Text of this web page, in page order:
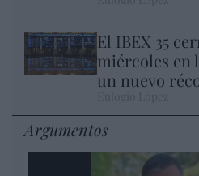
El IBEX 35
miércoles en
un nuevo
Argumentos